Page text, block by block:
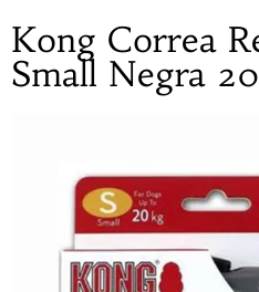
Kong Correa
Small Negra